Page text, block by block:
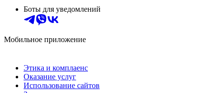
Боты для уведомлений
Мобильное приложение
Этика и комплаенс
Оказание услуг
Использование сайтов